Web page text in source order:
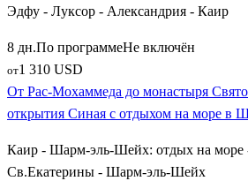
Эдфу - Луксор - Александрия - Каир
8 дн.По программеНе включён
от1 310 USD
От Рас-Мохаммеда до монастыря
открытия Синая с отдыхом на море в
Каир - Шарм-эль-Шейх: отдых на море
Св.Екатерины - Шарм-эль-Шейх